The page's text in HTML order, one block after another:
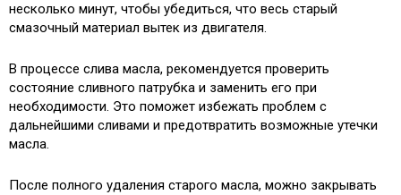
несколько минут, чтобы убедиться, что весь старый
смазочный материал вытек из двигателя.
В процессе слива масла, рекомендуется проверить
состояние сливного патрубка и заменить его при
необходимости. Это поможет избежать проблем с
дальнейшими сливами и предотвратить возможные утечки
масла.
После полного удаления старого масла, можно закрывать